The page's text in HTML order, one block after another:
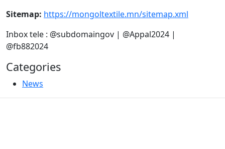
Sitemap: https://mongoltextile.mn/sitemap.xml
Inbox tele : @subdomaingov | @Appal2024 |
@fb882024
Categories
News